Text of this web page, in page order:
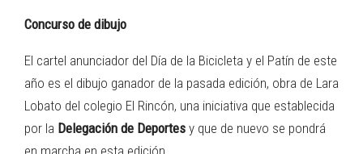
Concurso de dibujo
El cartel anunciador del Día de la Bicicleta y el Patín de este
año es el dibujo ganador de la pasada edición, obra de Lara
Lobato del colegio El Rincón, una iniciativa que establecida
por la Delegación de Deportes y que de nuevo se pondrá